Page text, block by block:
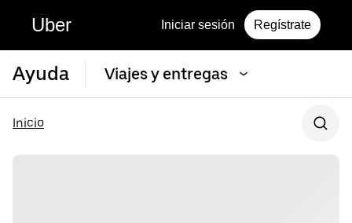
Uber Iniciar sesión Regístrate
Ayuda Viajes y entregas
Inicio